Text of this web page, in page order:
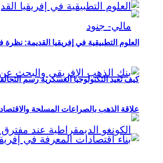
كيف تعيد التكنولوجيا العسكرية رسم
العلوم التطبيقية في إفريقيا القديمة: نظرة
علاقة الذهب بالصراعات المسلحة والاقتصادات